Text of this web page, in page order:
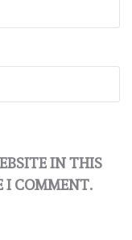
IN THIS
I COMMENT.